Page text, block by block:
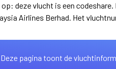
deze vlucht is een
Airlines Berhad. Het
Deze pagina toont de